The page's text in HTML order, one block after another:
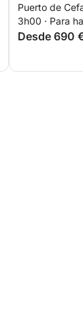
Puerto de
3h00 · Para
Desde 690